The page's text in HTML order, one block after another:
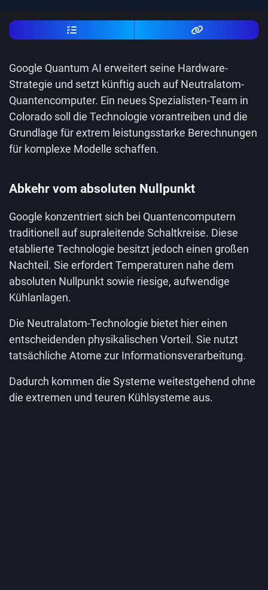
Google Quantum AI erweitert seine Hardware-
Strategie und setzt künftig auch auf Neutralatom-
Quantencomputer. Ein neues Spezialisten-Team in
Colorado soll die Technologie vorantreiben und die
Grundlage für extrem leistungsstarke Berechnungen
für komplexe Modelle schaffen.
Abkehr vom absoluten Nullpunkt
Google konzentriert sich bei Quantencomputern
traditionell auf supraleitende Schaltkreise. Diese
etablierte Technologie besitzt jedoch einen großen
Nachteil. Sie erfordert Temperaturen nahe dem
absoluten Nullpunkt sowie riesige, aufwendige
Kühlanlagen.
Die Neutralatom-Technologie bietet hier einen
entscheidenden physikalischen Vorteil. Sie nutzt
tatsächliche Atome zur Informationsverarbeitung.
Dadurch kommen die Systeme weitestgehend ohne
die extremen und teuren Kühlsysteme aus.